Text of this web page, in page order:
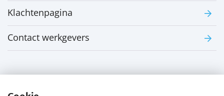
Klachtenpagina
Contact werkgevers